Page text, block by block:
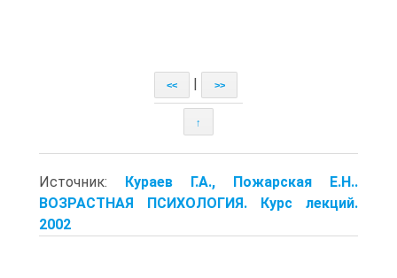
<< >>
↑
Источник: Кураев Г.А., Пожарская Е.Н..
ВОЗРАСТНАЯ ПСИХОЛОГИЯ. Курс лекций.
2002